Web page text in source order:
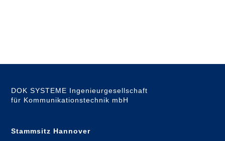
DOK SYSTEME Ingenieurgesellschaft
für Kommunikationstechnik mbH
Stammsitz Hannover